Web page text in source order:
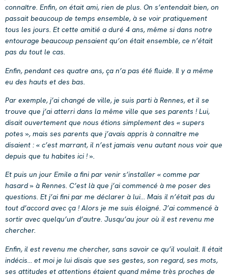
connaître. Enfin, on était ami, rien de plus. On s’entendait bien, on
passait beaucoup de temps ensemble, à se voir pratiquement
tous les jours. Et cette amitié a duré 4 ans, même si dans notre
entourage beaucoup pensaient qu’on était ensemble, ce n’était
pas du tout le cas.
Enfin, pendant ces quatre ans, ça n’a pas été fluide. Il y a même
eu des hauts et des bas.
Par exemple, j’ai changé de ville, je suis parti à Rennes, et il se
trouve que j’ai atterri dans la même ville que ses parents ! Lui,
disait ouvertement que nous étions simplement des « supers
potes », mais ses parents que j’avais appris à connaître me
disaient : « c’est marrant, il n’est jamais venu autant nous voir que
depuis que tu habites ici ! ».
Et puis un jour Emile a fini par venir s’installer « comme par
hasard » à Rennes. C’est là que j’ai commencé à me poser des
questions. Et j’ai fini par me déclarer à lui… Mais il n’était pas du
tout d’accord avec ça ! Alors je me suis éloigné. J’ai commencé à
sortir avec quelqu’un d’autre. Jusqu’au jour où il est revenu me
chercher.
Enfin, il est revenu me chercher, sans savoir ce qu’il voulait. Il était
indécis… et moi je lui disais que ses gestes, son regard, ses mots,
ses attitudes et attentions étaient quand même très proches de